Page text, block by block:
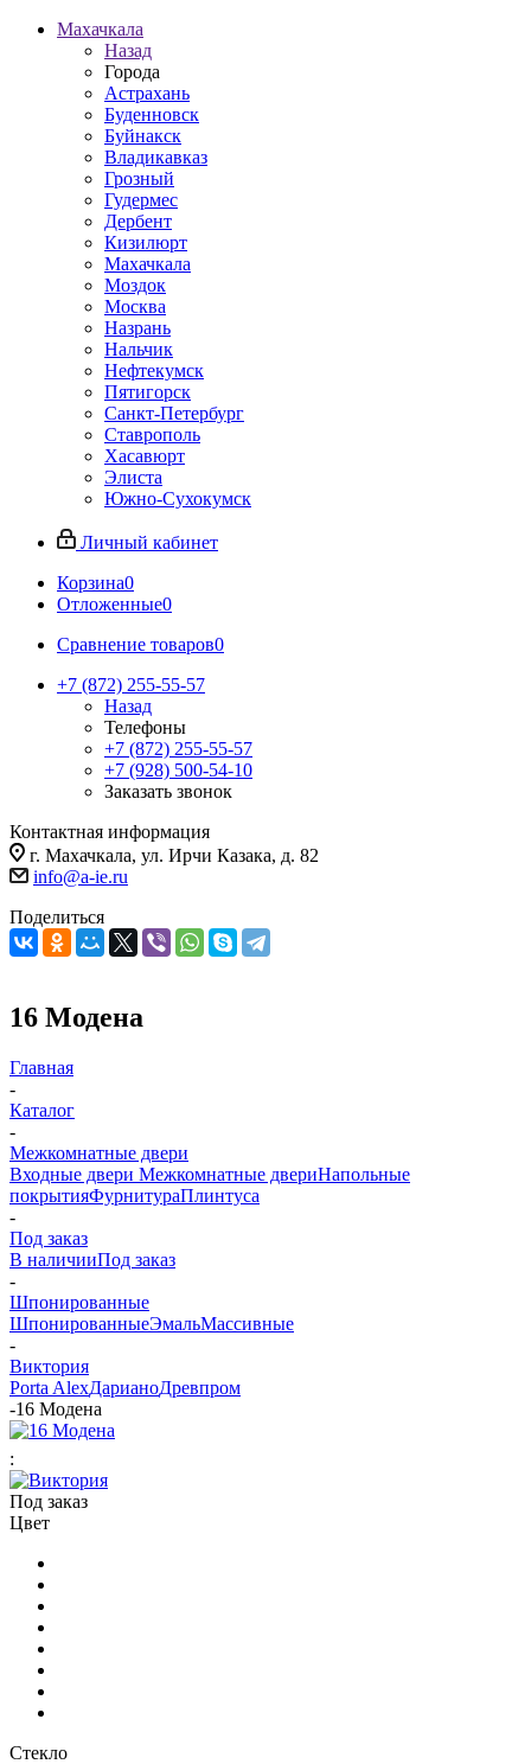
Махачкала
Назад
Города
Астрахань
Буденновск
Буйнакск
Владикавказ
Грозный
Гудермес
Дербент
Кизилюрт
Махачкала
Моздок
Москва
Назрань
Нальчик
Нефтекумск
Пятигорск
Санкт-Петербург
Ставрополь
Хасавюрт
Элиста
Южно-Сухокумск
Личный кабинет
Корзина0
Отложенные0
Сравнение товаров0
+7 (872) 255-55-57
Назад
Телефоны
+7 (872) 255-55-57
+7 (928) 500-54-10
Заказать звонок
Контактная информация
г. Махачкала, ул. Ирчи Казака, д. 82
info@a-ie.ru
Поделиться
16 Модена
Главная
-
Каталог
-
Межкомнатные двери
Входные двери Межкомнатные двериНапольные
покрытияФурнитураПлинтуса
-
Под заказ
В наличииПод заказ
-
Шпонированные
ШпонированныеЭмальМассивные
-
Виктория
Porta AlexДарианоДревпром
-16 Модена
:
Под заказ
Цвет
Стекло